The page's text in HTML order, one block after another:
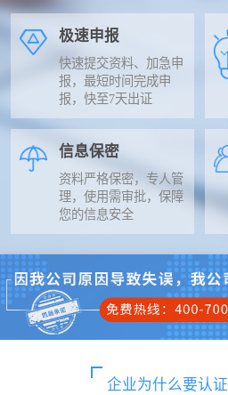
极速申报
快速提交资料、加急申
报，最短时间完成申
报，快至7天出证
信息保密
资料严格保密，专人管
理，使用需审批，保障
您的信息安全
企业为什么要认证